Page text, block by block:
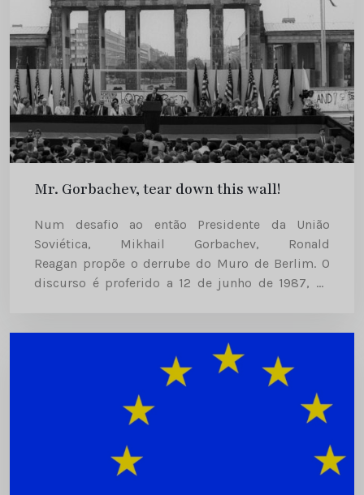
Mr. Gorbachev, tear down this wall!
Num desafio ao então Presidente da União
Soviética, Mikhail Gorbachev, Ronald
Reagan propõe o derrube do Muro de Berlim. O
discurso é proferido a 12 de junho de 1987, na